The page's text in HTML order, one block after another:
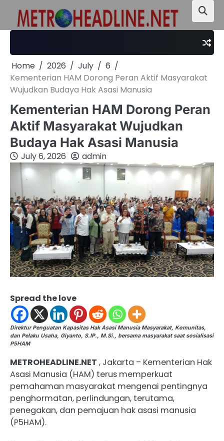
content
Home 2026 July
6
Kementerian HAM Dorong Peran Aktif Masyarakat
Wujudkan Budaya Hak Asasi Manusia
Kementerian HAM Dorong Peran
Aktif Masyarakat Wujudkan
Budaya Hak Asasi Manusia
July 6, 2026 admin
Spread the love
Direktur Penguatan Kapasitas Hak Asasi Manusia Masyarakat, Komunitas,
dan Pelaku Usaha, Giyanto, S.IP., M.Si., bersama masyarakat saat sosialisasi
P5HAM
METROHEADLINE.NET , Jakarta – Kementerian Hak
Asasi Manusia (HAM) terus memperkuat
pemahaman masyarakat mengenai pentingnya
penghormatan, perlindungan, terutama,
penegakan, dan pemajuan hak asasi manusia
(P5HAM).